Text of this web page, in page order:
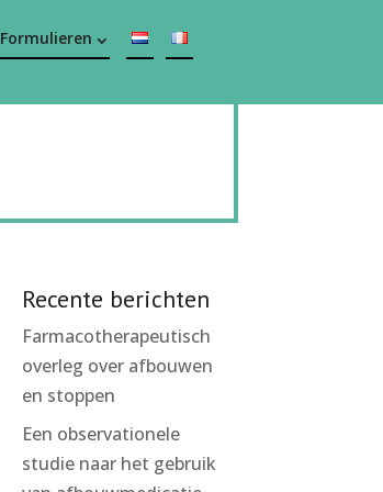
Formulieren
Recente berichten
Farmacotherapeutisch
overleg over afbouwen
en stoppen
Een observationele
studie naar het gebruik